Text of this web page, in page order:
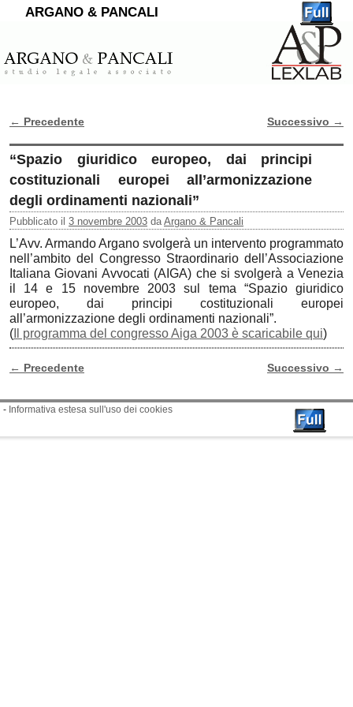
ARGANO & PANCALI
Navigazione Articoli
← Precedente Successivo →
“Spazio giuridico europeo, dai principi
costituzionali europei all’armonizzazione
degli ordinamenti nazionali”
Pubblicato il 3 novembre 2003 daArgano & Pancali
L’Avv. Armando Argano svolgerà un intervento programmato
nell’ambito del Congresso Straordinario dell’Associazione
Italiana Giovani Avvocati (AIGA) che si svolgerà a Venezia
il 14 e 15 novembre 2003 sul tema “Spazio giuridico
europeo, dai principi costituzionali europei
all’armonizzazione degli ordinamenti nazionali”.
( Il programma del congresso Aiga 2003 è scaricabile qui)
Navigazione Articoli
← Precedente Successivo →
- Informativa estesa sull'uso dei cookies